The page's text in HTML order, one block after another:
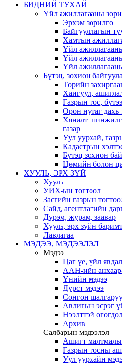
БИДНИЙ ТУХАЙ
Үйл ажиллагааны
Эрхэм зорилго
Байгууллагын
Хамтын
Үйл
Үйл
Үйл
Бүтэц, зохион
Төрийн
Хайгуул,
Газрын тос,
Орон нутаг дахь
Хяналт-
газар
Уул уурхай,
Кадастрын
Бүтэц зохион
Цөмийн болон
ХУУЛЬ, ЭРХ ЗҮЙ
Хууль
УИХ-ын тогтоол
Засгийн газрын
Сайд, агентлагийн
Дүрэм, журам, заавар
Хууль, эрх зүйн
Лавлагаа
МЭДЭЭ, МЭДЭЭЛЭЛ
Мэдээ
Цаг үе, үйл явдал
ААН-ийн
Үнийн мэдээ
Дүрст мэдээ
Сонгон
Авлигын эсрэг
Нээлттэй өгөгдөл
Архив
Салбарын мэдээлэл
Ашигт
Газрын тосны
Уул уурхайн